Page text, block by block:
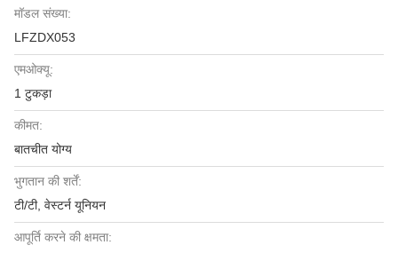
मॉडल संख्या:
LFZDX053
एमओक्यू:
1 टुकड़ा
कीमत:
बातचीत योग्य
भुगतान की शर्तें:
टी/टी, वेस्टर्न यूनियन
आपूर्ति करने की क्षमता: